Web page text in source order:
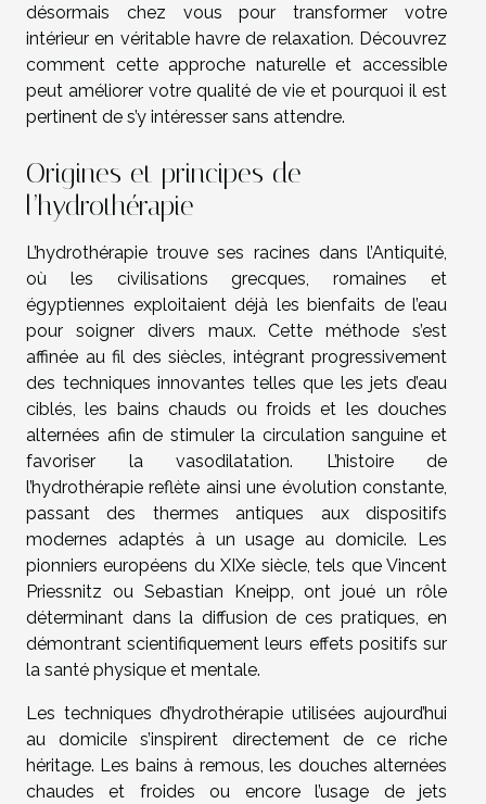
désormais chez vous pour transformer votre
intérieur en véritable havre de relaxation. Découvrez
comment cette approche naturelle et accessible
peut améliorer votre qualité de vie et pourquoi il est
pertinent de s’y intéresser sans attendre.
Origines et principes de
l’hydrothérapie
L’hydrothérapie trouve ses racines dans l’Antiquité,
où les civilisations grecques, romaines et
égyptiennes exploitaient déjà les bienfaits de l’eau
pour soigner divers maux. Cette méthode s’est
affinée au fil des siècles, intégrant progressivement
des techniques innovantes telles que les jets d’eau
ciblés, les bains chauds ou froids et les douches
alternées afin de stimuler la circulation sanguine et
favoriser la vasodilatation. L’histoire de
l’hydrothérapie reflète ainsi une évolution constante,
passant des thermes antiques aux dispositifs
modernes adaptés à un usage au domicile. Les
pionniers européens du XIXe siècle, tels que Vincent
Priessnitz ou Sebastian Kneipp, ont joué un rôle
déterminant dans la diffusion de ces pratiques, en
démontrant scientifiquement leurs effets positifs sur
la santé physique et mentale.
Les techniques d’hydrothérapie utilisées aujourd’hui
au domicile s’inspirent directement de ce riche
héritage. Les bains à remous, les douches alternées
chaudes et froides ou encore l’usage de jets